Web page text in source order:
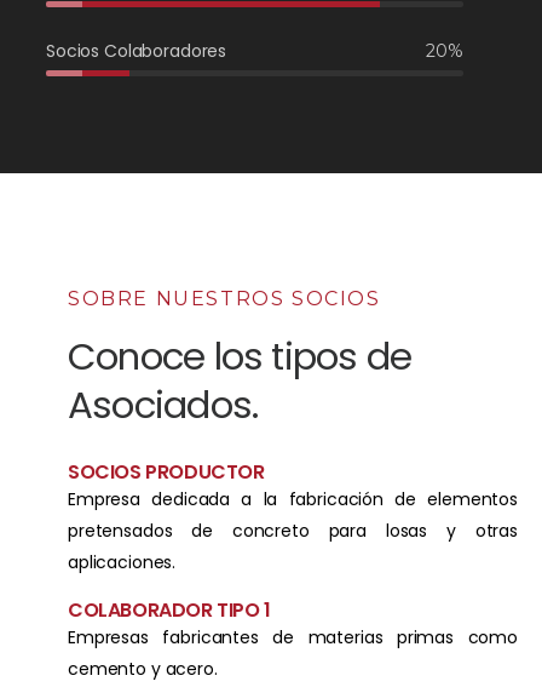
Socios Colaboradores 20%
SOBRE NUESTROS SOCIOS
Conoce los tipos de
Asociados.
SOCIOS PRODUCTOR
Empresa dedicada a la fabricación de elementos
pretensados de concreto para losas y otras
aplicaciones.
COLABORADOR TIPO 1
Empresas fabricantes de materias primas como
cemento y acero.